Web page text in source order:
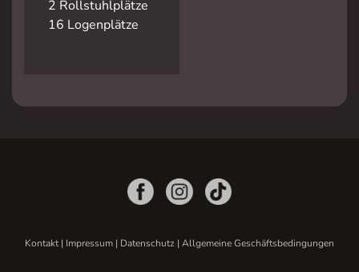
2 Rollstuhlplätze
16 Logenplätze
Kontakt| Impressum | Datenschutz | Allgemeine Geschäftsbedingungen